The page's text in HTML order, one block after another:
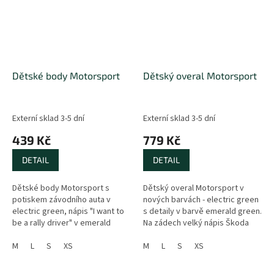
Dětské body Motorsport
Externí sklad 3-5 dní
439 Kč
DETAIL
Dětské body Motorsport s
potiskem závodního auta v
electric green, nápis "I want to
be a rally driver" v emerald
velikosti 68...
M L S XS
Dětský overal Motorsport
Externí sklad 3-5 dní
779 Kč
DETAIL
Dětský overal Motorsport v
nových barvách - electric green
s detaily v barvě emerald green.
Na zádech velký nápis Škoda
Motorsport je umístěno i na
M L S XS